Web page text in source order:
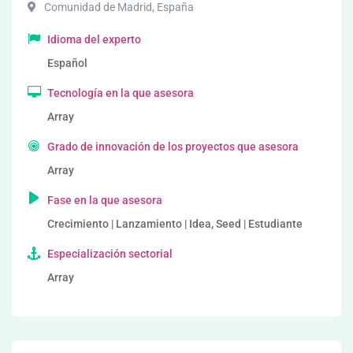
Comunidad de Madrid, España
Idioma del experto
Español
Tecnología en la que asesora
Array
Grado de innovación de los proyectos que asesora
Array
Fase en la que asesora
Crecimiento | Lanzamiento | Idea, Seed | Estudiante
Especialización sectorial
Array